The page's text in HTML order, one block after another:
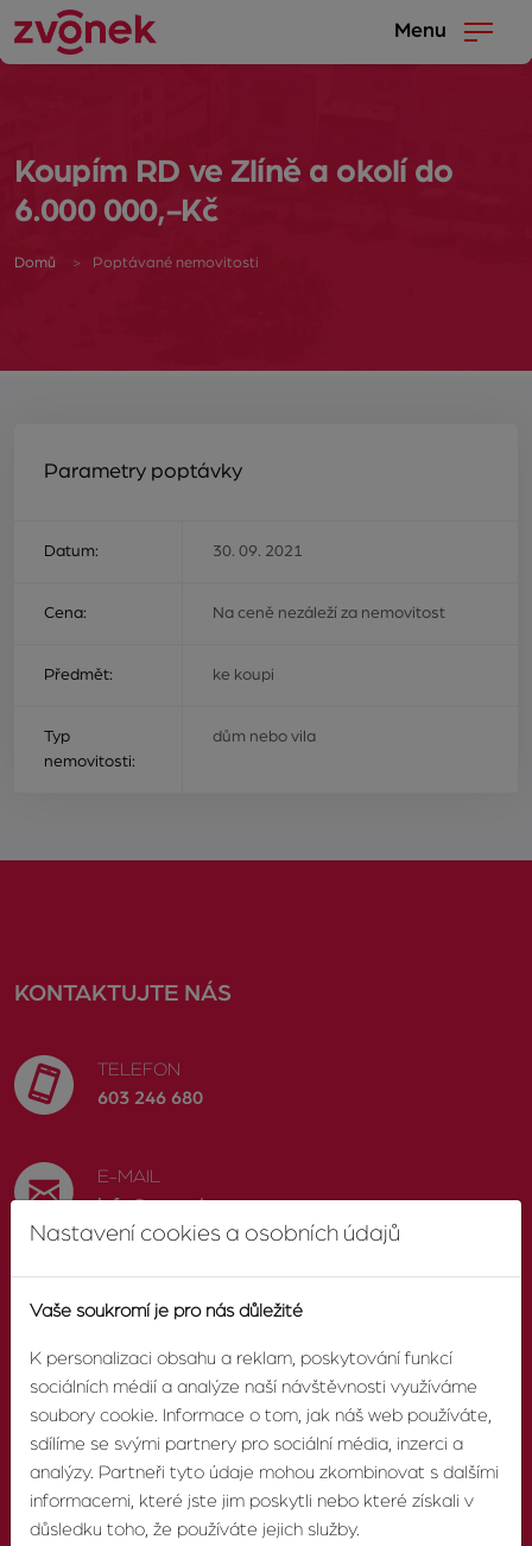
Menu
Koupím RD ve Zlíně a okolí do
6.000 000,-Kč
Domů Poptávané nemovitosti
Parametry poptávky
Datum: 30. 09. 2021
Cena: Na ceně nezáleží za nemovitost
Předmět: ke koupi
Typ
nemovitosti:
dům nebo vila
KONTAKTUJTE NÁS
TELEFON
603 246 680
E-MAIL
info@zvonek.cz
SOCIÁLNÍ SÍTĚ
Facebook
O AGENTUŘE
O nás
Nastavení cookies a osobních údajů
Vaše soukromí je pro nás důležité
K personalizaci obsahu a reklam, poskytování funkcí
sociálních médií a analýze naší návštěvnosti využíváme
soubory cookie. Informace o tom, jak náš web používáte,
sdílíme se svými partnery pro sociální média, inzerci a
analýzy. Partneři tyto údaje mohou zkombinovat s dalšími
informacemi, které jste jim poskytli nebo které získali v
důsledku toho, že používáte jejich služby.